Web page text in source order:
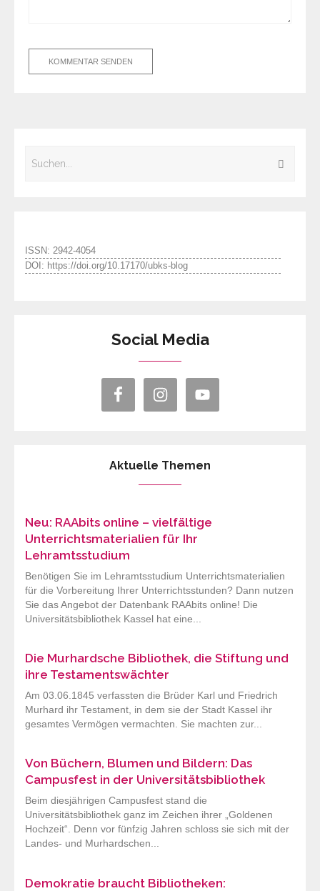
ISSN: 2942-4054
DOI: https://doi.org/10.17170/ubks-blog
Social Media
Aktuelle Themen
Neu: RAAbits online – vielfältige
Unterrichtsmaterialien für Ihr
Lehramtsstudium
Benötigen Sie im Lehramtsstudium Unterrichtsmaterialien
für die Vorbereitung Ihrer Unterrichtsstunden? Dann nutzen
Sie das Angebot der Datenbank RAAbits online! Die
Universitätsbibliothek Kassel hat eine...
Die Murhardsche Bibliothek, die Stiftung und
ihre Testamentswächter
Am 03.06.1845 verfassten die Brüder Karl und Friedrich
Murhard ihr Testament, in dem sie der Stadt Kassel ihr
gesamtes Vermögen vermachten. Sie machten zur...
Von Büchern, Blumen und Bildern: Das
Campusfest in der Universitätsbibliothek
Beim diesjährigen Campusfest stand die
Universitätsbibliothek ganz im Zeichen ihrer „Goldenen
Hochzeit“. Denn vor fünfzig Jahren schloss sie sich mit der
Landes- und Murhardschen...
Demokratie braucht Bibliotheken: